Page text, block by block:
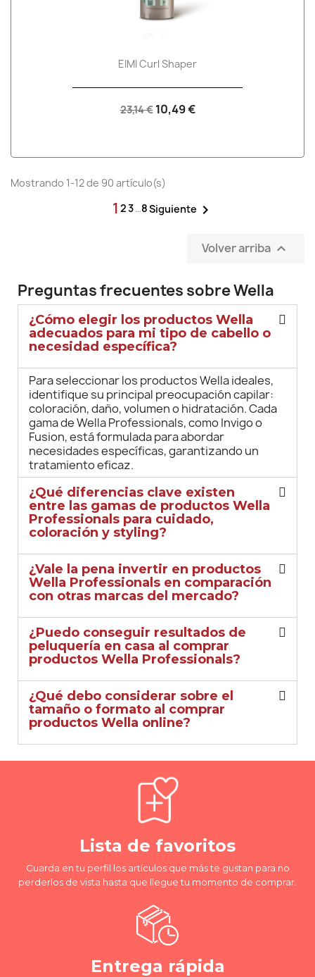
Preguntas frecuentes sobre Wella
¿Cómo elegir los productos Wella
adecuados para mi tipo de cabello o
necesidad específica?
Para seleccionar los productos Wella ideales,
identifique su principal preocupación capilar:
coloración, daño, volumen o hidratación. Cada
gama de Wella Professionals, como Invigo o
Fusion, está formulada para abordar
necesidades específicas, garantizando un
tratamiento eficaz.
¿Qué diferencias clave existen
entre las gamas de productos Wella
Professionals para cuidado,
coloración y styling?
¿Vale la pena invertir en productos
Wella Professionals en comparación
con otras marcas del mercado?
¿Puedo conseguir resultados de
peluquería en casa al comprar
productos Wella Professionals?
¿Qué debo considerar sobre el
tamaño o formato al comprar
productos Wella online?
EIMI Curl Shaper
23,14 € 10,49 €
Mostrando 1-12 de 90 artículo(s)
1 23…8Siguiente 
Volver arriba 
Lista de favoritos
Guarda en tu perfil los artículos que más te gustan para no
perderlos de vista hasta que llegue tu momento de comprar.
Entrega rápida